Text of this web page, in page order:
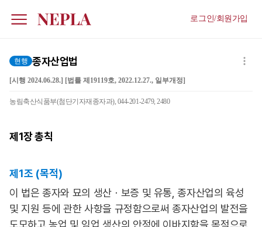
로그인/회원가입
현행 종자산업법
[시행 2024.06.28.] [법률 제19119호, 2022.12.27., 일부개정]
농림축산식품부(첨단기자재종자과), 044-201-2479, 2480
제1장총칙
제1조 (목적)
이 법은 종자와 묘의 생산ㆍ보증 및 유통, 종자산업의 육성
및 지원 등에 관한 사항을 규정함으로써 종자산업의 발전을
도모하고 농업 및 임업 생산의 안정에 이바지함을 목적으로